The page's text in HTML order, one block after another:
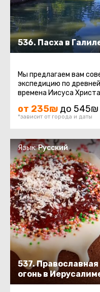
536. Пасха в
Мы предлагаем вам
экспедицию по
времена Иисуса
от 235₪ до 545₪
*зависит от города и даты
537.
огонь в
Язык:Русский